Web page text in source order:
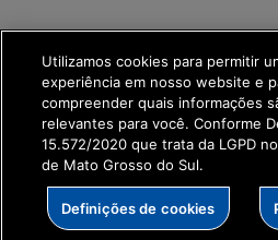
SETDIG | Secretaria-
Digital
Utilizamos cookies para permitir
experiência em nosso website e
compreender quais informações
relevantes para você. Conforme
15.572/2020 que trata da LGPD
de Mato Grosso do Sul.
Definições de cookies